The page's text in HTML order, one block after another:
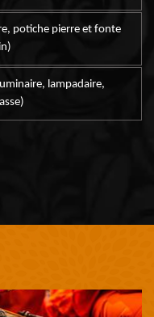
potiche pierre et fonte
lampadaire,